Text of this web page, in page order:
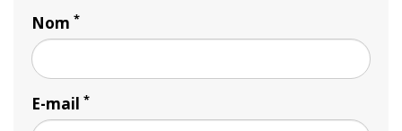
Nom *
E-mail *